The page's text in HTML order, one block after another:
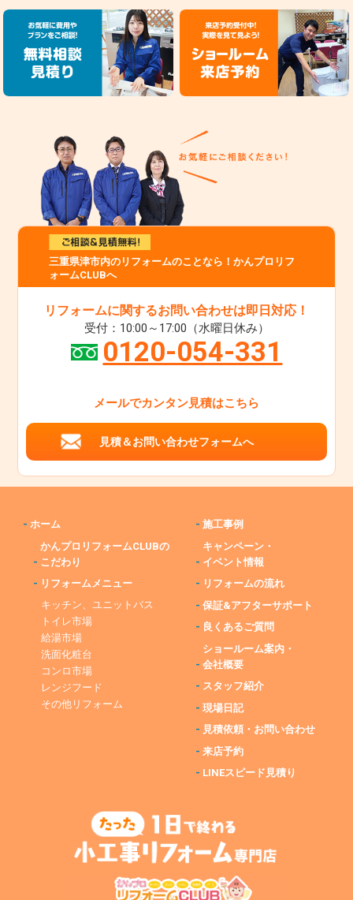
三重県津市内のリフォームのことなら！かんプロリフ
ォームCLUBへ
リフォームに関するお問い合わせは即日対応！
受付：10:00～17:00（水曜日休み）
0120-054-331
メールでカンタン見積はこちら
見積＆お問い合わせフォームへ
-ホーム
-
かんプロリフォームCLUBの
こだわり
- リフォームメニュー
キッチン、ユニットバス
トイレ市場
給湯市場
洗面化粧台
コンロ市場
レンジフード
その他リフォーム
-施工事例
-
キャンペーン・
イベント情報
- リフォームの流れ
-保証&アフターサポート
- 良くあるご質問
-
ショールーム案内・
会社概要
- スタッフ紹介
-現場日記
- 見積依頼・お問い合わせ
-来店予約
- LINEスピード見積り